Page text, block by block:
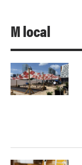
M local